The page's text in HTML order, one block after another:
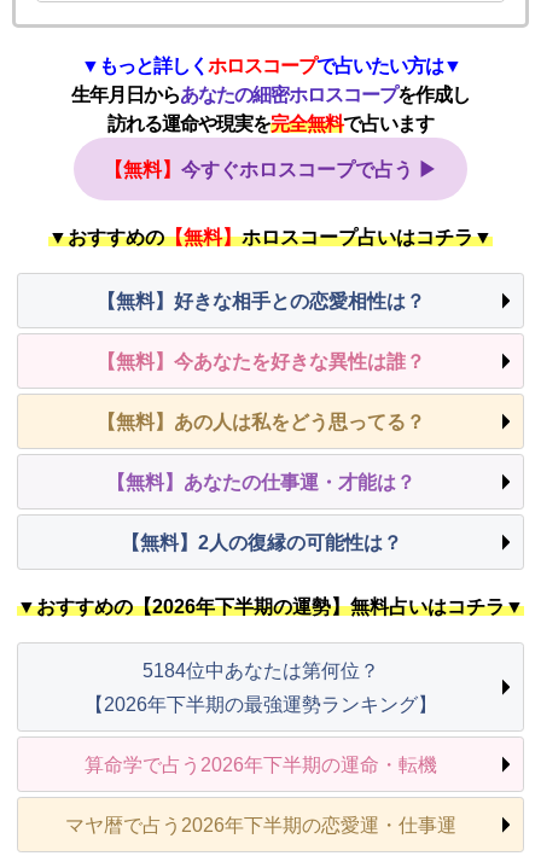
▼もっと詳しく ホロスコープで占いたい方は▼
生年月日からあなたの細密ホロスコープを作成し
訪れる運命や現実を完全無料で占います
【無料】 今すぐホロスコープで占う ▶
▼おすすめの【無料】ホロスコープ占いはコチラ▼
【無料】好きな相手との恋愛相性は？
【無料】今あなたを好きな異性は誰？
【無料】あの人は私をどう思ってる？
【無料】あなたの仕事運・才能は？
【無料】2人の復縁の可能性は？
▼おすすめの【2026年下半期の運勢】無料占いはコチラ▼
5184位中あなたは第何位？
【2026年下半期の最強運勢ランキング】
算命学で占う2026年下半期の運命・転機
マヤ暦で占う2026年下半期の恋愛運・仕事運